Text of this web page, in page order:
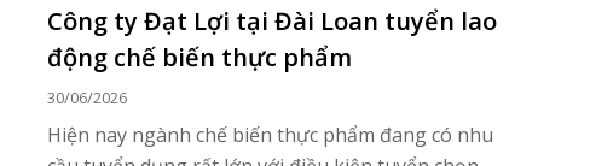
Công ty Đạt Lợi tại Đài Loan tuyển lao
động chế biến thực phẩm
30/06/2026
Hiện nay ngành chế biến thực phẩm đang có nhu